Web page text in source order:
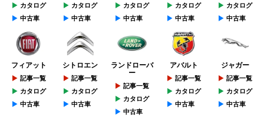
カタログ
中古車
カタログ
中古車
カタログ
中古車
カタログ
中古車
カタログ
中古車
フィアット
記事一覧
カタログ
中古車
シトロエン
記事一覧
カタログ
中古車
ランドローバ
ー
記事一覧
カタログ
中古車
アバルト
記事一覧
カタログ
中古車
ジャガー
記事一覧
カタログ
中古車